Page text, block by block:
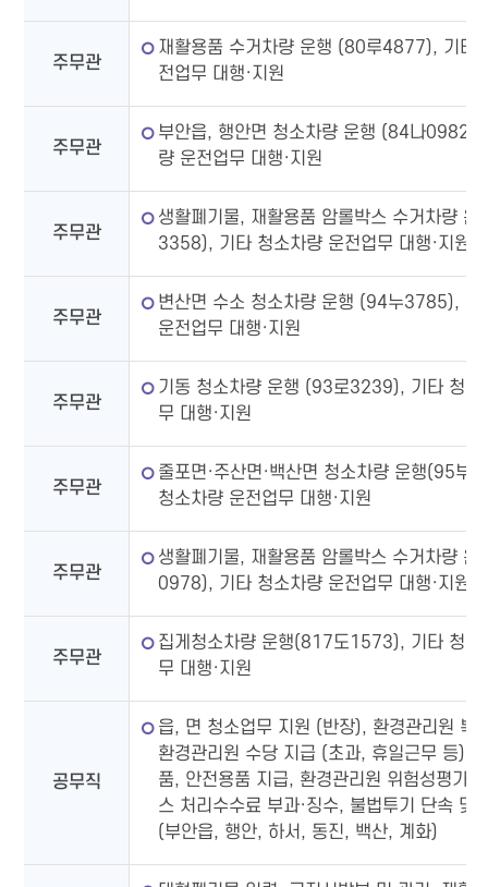
주무관
재활용품 수거차량 운행 (80루4877), 기타
전업무 대행·지원
주무관
부안읍, 행안면 청소차량 운행 (84나0982),
량 운전업무 대행·지원
주무관
생활폐기물, 재활용품 암롤박스 수거차량 운
3358), 기타 청소차량 운전업무 대행·지원
주무관
변산면 수소 청소차량 운행 (94누3785), 기
운전업무 대행·지원
주무관
기동 청소차량 운행 (93로3239), 기타 청소
무 대행·지원
주무관
줄포면·주산면·백산면 청소차량 운행(95부
청소차량 운전업무 대행·지원
주무관
생활폐기물, 재활용품 암롤박스 수거차량 운
0978), 기타 청소차량 운전업무 대행·지원
주무관
집게청소차량 운행(817도1573), 기타 청소
무 대행·지원
공무직
읍, 면 청소업무 지원 (반장), 환경관리원 복
환경관리원 수당 지급 (초과, 휴일근무 등),
품, 안전용품 지급, 환경관리원 위험성평가
스 처리수수료 부과·징수, 불법투기 단속 및
(부안읍, 행안, 하서, 동진, 백산, 계화)